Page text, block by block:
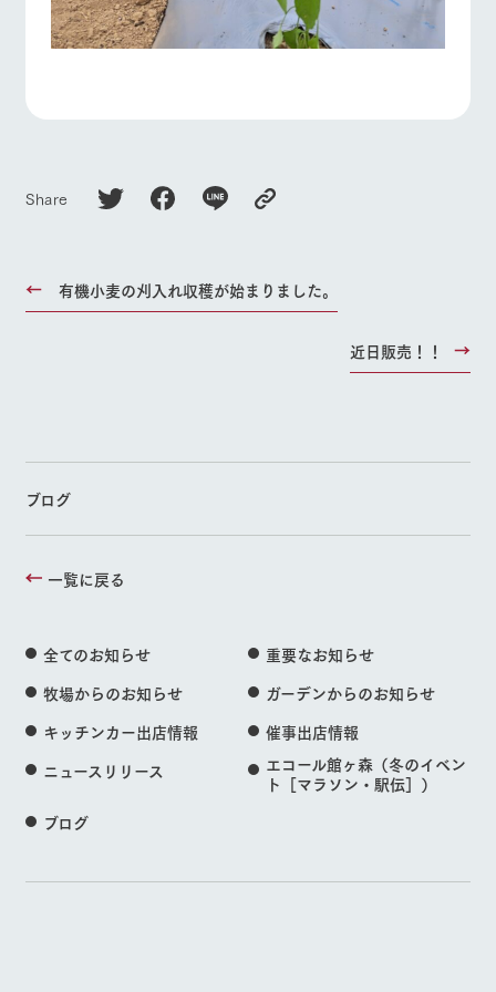
Share
有機小麦の刈入れ収穫が始まりました。
近日販売！！
ブログ
一覧に戻る
全てのお知らせ
重要なお知らせ
牧場からのお知らせ
ガーデンからのお知らせ
キッチンカー出店情報
催事出店情報
ニュースリリース
エコール館ヶ森（冬のイベン
ト［マラソン・駅伝］）
ブログ